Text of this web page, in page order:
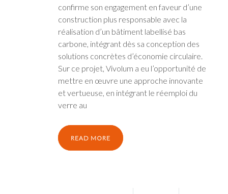
confirme son engagement en faveur d’une
construction plus responsable avec la
réalisation d’un bâtiment labellisé bas
carbone, intégrant dès sa conception des
solutions concrètes d’économie circulaire.
Sur ce projet, Vivolum a eu l’opportunité de
mettre en œuvre une approche innovante
et vertueuse, en intégrant le réemploi du
verre au
READ MORE